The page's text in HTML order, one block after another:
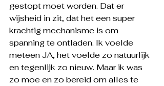
gestopt moet worden. Dat er
wijsheid in zit, dat het een super
krachtig mechanisme is om
spanning te ontladen. Ik voelde
meteen JA, het voelde zo natuurlijk
en tegenlijk zo nieuw. Maar ik was
zo moe en zo bereid om alles te